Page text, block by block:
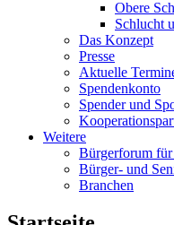
Obere
Schlucht
Das Konzept
Presse
Aktuelle
Spendenkonto
Spender und
Weitere
Bürgerforum
Bürger- und
Branchen